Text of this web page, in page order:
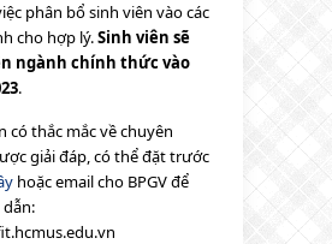
phân bổ sinh viên vào các
cho hợp lý.Sinh viên sẽ
ngành chính thức vào
.
có thắc mắc về chuyên
giải đáp, có thể đặt trước
hoặc email cho BPGV để